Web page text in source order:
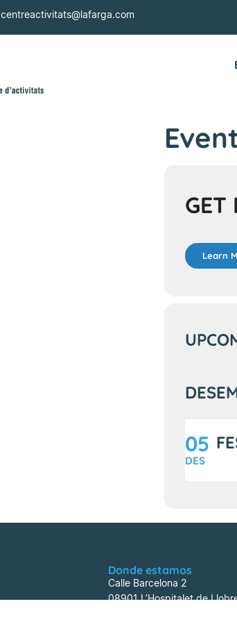
centreactivitats@lafarga.com
GET
Learn
05
DES
Donde estamos
Calle Barcelona 2
08901 L’Hospitalet de